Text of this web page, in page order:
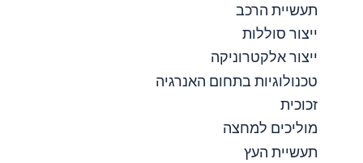
תעשיית הרכב
ייצור סוללות
ייצור אלקטרוניקה
טכנולוגיות בתחום האנרגיה
זכוכית
מוליכים למחצה
תעשיית העץ